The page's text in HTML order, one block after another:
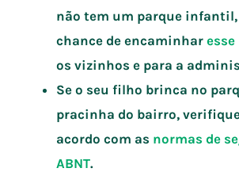
não tem um parque infantil,
chance de encaminhar
os vizinhos e para a
Se o seu filho brinca no
pracinha do bairro,
acordo com as normas de
ABNT.